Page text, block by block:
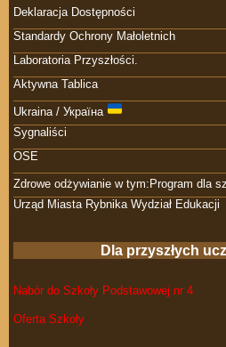
Deklaracja Dostępności
Standardy Ochrony Małoletnich
Laboratoria Przyszłości.
Aktywna Tablica
Ukraina / Україна
Sygnaliści
OSE
Zdrowe odżywianie w tym:Program dla
Urząd Miasta Rybnika Wydział Edukacji
Dla przyszłych
Nabór do Szkoły Podstawowej nr 4
Oferta Szkoły